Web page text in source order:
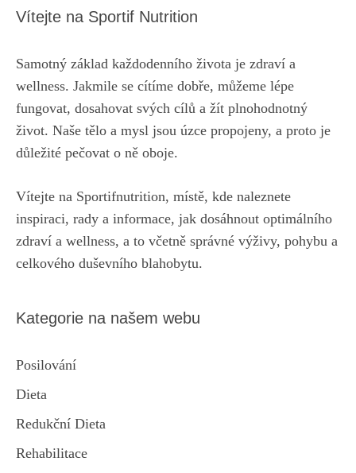
Vítejte na Sportif Nutrition
Samotný základ každodenního života je zdraví a
wellness. Jakmile se cítíme dobře, můžeme lépe
fungovat, dosahovat svých cílů a žít plnohodnotný
život. Naše tělo a mysl jsou úzce propojeny, a proto je
důležité pečovat o ně oboje.
Vítejte na Sportifnutrition, místě, kde naleznete
inspiraci, rady a informace, jak dosáhnout optimálního
zdraví a wellness, a to včetně správné výživy, pohybu a
celkového duševního blahobytu.
Kategorie na našem webu
Posilování
Dieta
Redukční Dieta
Rehabilitace